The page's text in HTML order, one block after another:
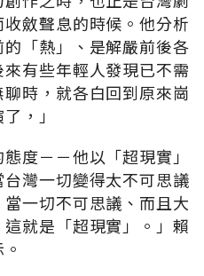
斂聲息的時候。他分析
「熱」、是解嚴前後各
有些年輕人發現已不需
時，就各白回到原來崗
，」
度－－他以「超現實」
灣一切變得太不可思議
一切不可思議、而且大
就是「超現實」。」賴